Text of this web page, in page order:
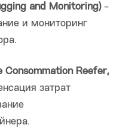
and Monitoring)-
и мониторинг
Consommation Reefer,
затрат